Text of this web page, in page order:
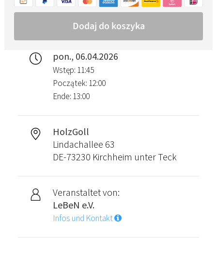
pon., 06.04.2026
Wstęp: 11:45
Początek: 12:00
Ende: 13:00
HolzGoll
Lindachallee 63
DE-73230 Kirchheim unter Teck
Veranstaltet von:
LeBeN e.V.
Infos und Kontakt